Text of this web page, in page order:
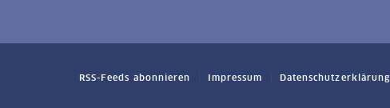
RSS-Feeds abonnieren Impressum Datenschutzerklärung